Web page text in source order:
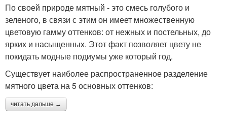
По своей природе мятный - это смесь голубого и
зеленого, в связи с этим он имеет множественную
цветовую гамму оттенков: от нежных и постельных, до
ярких и насыщенных. Этот факт позволяет цвету не
покидать модные подиумы уже который год.
Существует наиболее распространенное разделение
мятного цвета на 5 основных оттенков:
читать дальше →